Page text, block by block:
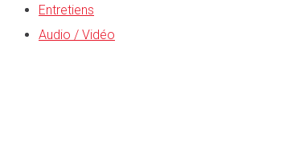
Entretiens
Audio / Vidéo